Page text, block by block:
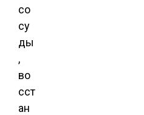
со
су
ды
,
во
сст
ан